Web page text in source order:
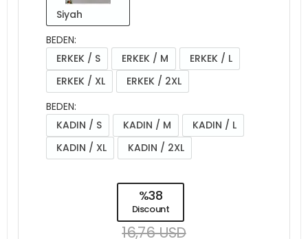
Siyah
BEDEN:
ERKEK / S
ERKEK / M
ERKEK / L
ERKEK / XL
ERKEK / 2XL
BEDEN:
KADIN / S
KADIN / M
KADIN / L
KADIN / XL
KADIN / 2XL
%38
Discount
16,76 USD